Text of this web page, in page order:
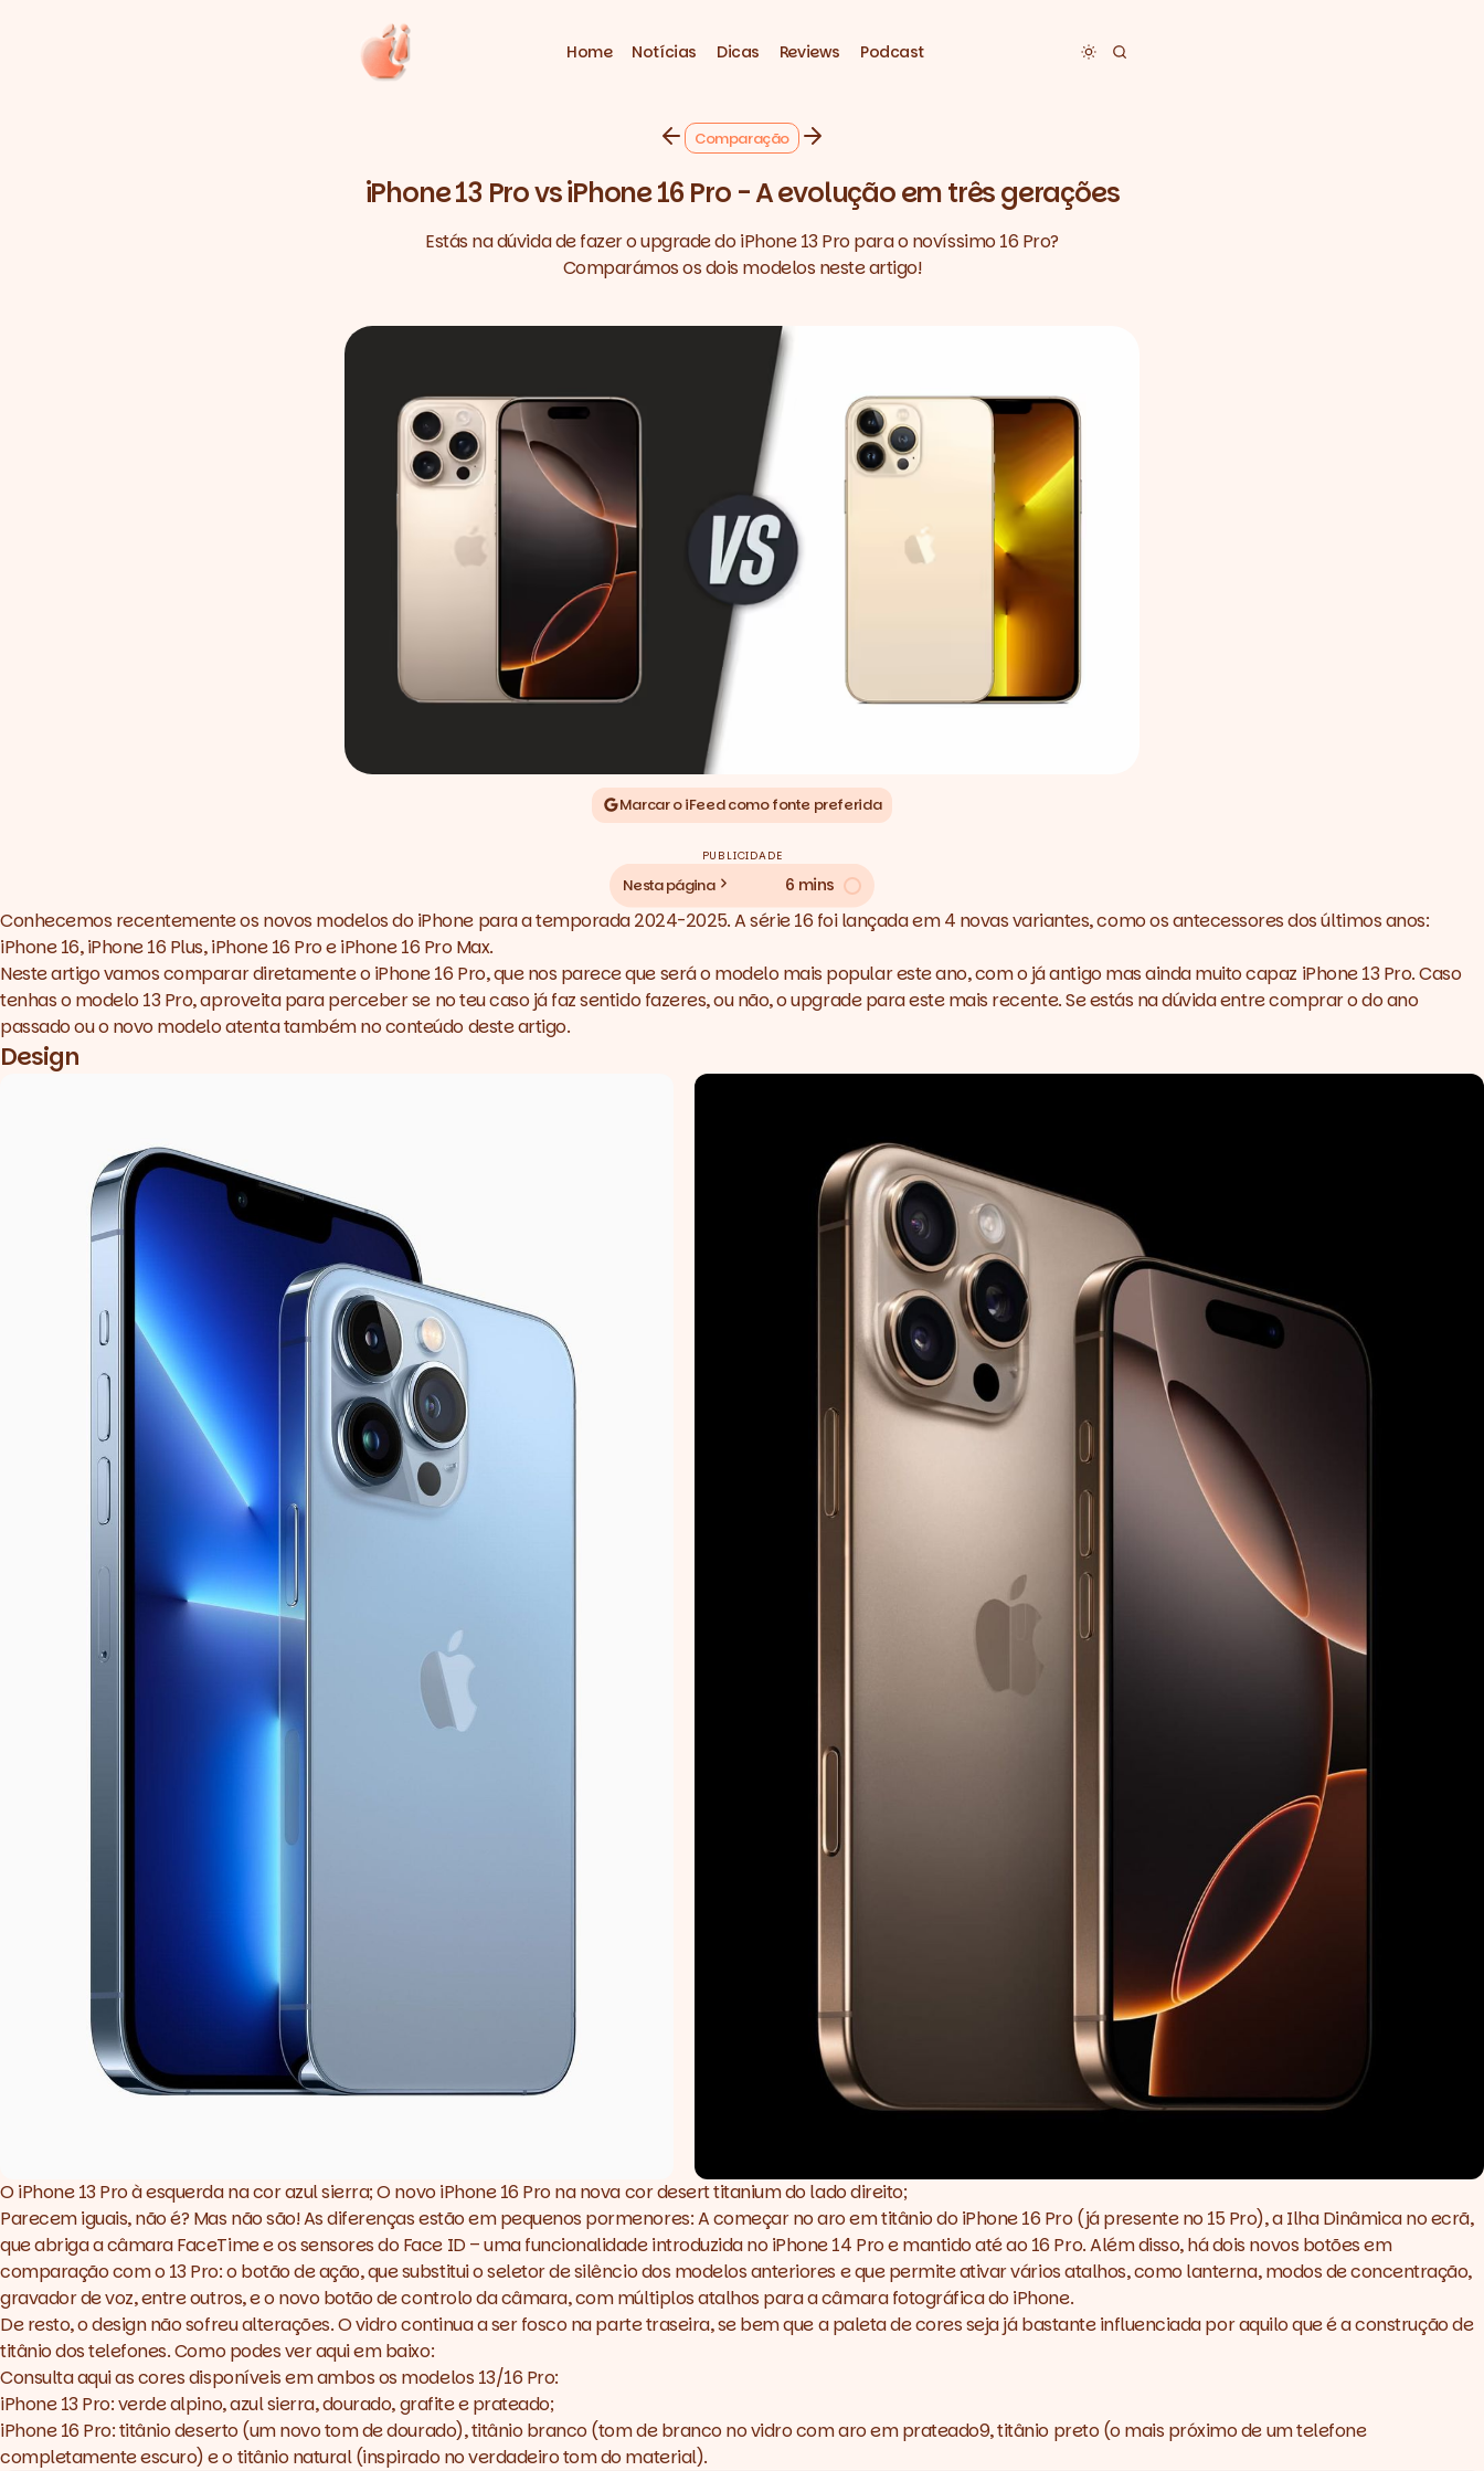
Home Notícias Dicas Reviews Podcast Toggle dark mode
Comparação
iPhone 13 Pro vs iPhone 16 Pro - A evolução em três gerações
Estás na dúvida de fazer o upgrade do iPhone 13 Pro para o novíssimo 16 Pro?
Comparámos os dois modelos neste artigo!
Marcar o iFeed como fonte preferida
PUBLICIDADE
Nesta página 6 mins
Conhecemos recentemente os novos modelos do iPhone para a temporada 2024-2025. A série 16 foi lançada em 4 novas variantes, como os antecessores dos últimos anos:
iPhone 16, iPhone 16 Plus, iPhone 16 Pro e iPhone 16 Pro Max.
Neste artigo vamos comparar diretamente o iPhone 16 Pro, que nos parece que será o modelo mais popular este ano, com o já antigo mas ainda muito capaz iPhone 13 Pro. Caso
tenhas o modelo 13 Pro, aproveita para perceber se no teu caso já faz sentido fazeres, ou não, o upgrade para este mais recente. Se estás na dúvida entre comprar o do ano
passado ou o novo modelo atenta também no conteúdo deste artigo.
Design
O iPhone 13 Pro à esquerda na cor azul sierra; O novo iPhone 16 Pro na nova cor desert titanium do lado direito;
Parecem iguais, não é? Mas não são! As diferenças estão em pequenos pormenores: A começar no aro em titânio do iPhone 16 Pro (já presente no 15 Pro), a Ilha Dinâmica no ecrã,
que abriga a câmara FaceTime e os sensores do Face ID – uma funcionalidade introduzida no iPhone 14 Pro e mantido até ao 16 Pro. Além disso, há dois novos botões em
comparação com o 13 Pro: o botão de ação, que substitui o seletor de silêncio dos modelos anteriores e que permite ativar vários atalhos, como lanterna, modos de concentração,
gravador de voz, entre outros, e o novo botão de controlo da câmara, com múltiplos atalhos para a câmara fotográfica do iPhone.
De resto, o design não sofreu alterações. O vidro continua a ser fosco na parte traseira, se bem que a paleta de cores seja já bastante influenciada por aquilo que é a construção de
titânio dos telefones. Como podes ver aqui em baixo:
Consulta aqui as cores disponíveis em ambos os modelos 13/16 Pro:
iPhone 13 Pro: verde alpino, azul sierra, dourado, grafite e prateado;
iPhone 16 Pro: titânio deserto (um novo tom de dourado), titânio branco (tom de branco no vidro com aro em prateado9, titânio preto (o mais próximo de um telefone
completamente escuro) e o titânio natural (inspirado no verdadeiro tom do material).